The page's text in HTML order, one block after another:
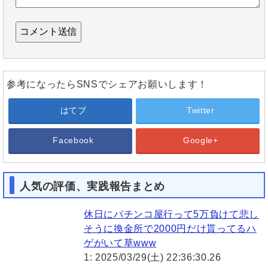
参考になったらSNSでシェアお願いします！
はてブ Twitter
Facebook Google+
人気の評価、実践報告まとめ
休日にパチンコ屋行って5万負けて悲し
そうに換金所で2000円だけ貰ってるハ
ゲがいて草www
1: 2025/03/29(土) 22:36:30.26